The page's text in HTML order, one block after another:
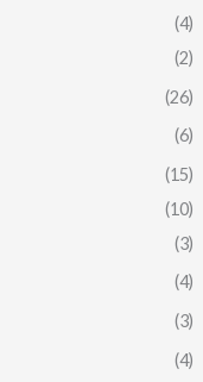
(4)
(2)
(26)
(6)
(15)
(10)
(3)
(4)
(3)
(4)